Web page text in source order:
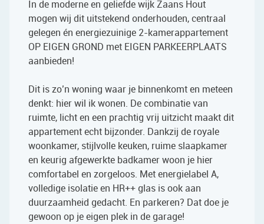
In de moderne en geliefde wijk Zaans Hout
mogen wij dit uitstekend onderhouden, centraal
gelegen én energiezuinige 2-kamerappartement
OP EIGEN GROND met EIGEN PARKEERPLAATS
aanbieden!
Dit is zo’n woning waar je binnenkomt en meteen
denkt: hier wil ik wonen. De combinatie van
ruimte, licht en een prachtig vrij uitzicht maakt dit
appartement echt bijzonder. Dankzij de royale
woonkamer, stijlvolle keuken, ruime slaapkamer
en keurig afgewerkte badkamer woon je hier
comfortabel en zorgeloos. Met energielabel A,
volledige isolatie en HR++ glas is ook aan
duurzaamheid gedacht. En parkeren? Dat doe je
gewoon op je eigen plek in de garage!